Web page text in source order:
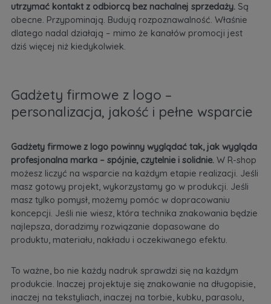
utrzymać kontakt z odbiorcą bez nachalnej sprzedaży.Są
obecne. Przypominają. Budują rozpoznawalność. Właśnie
dlatego nadal działają – mimo że kanałów promocji jest
dziś więcej niż kiedykolwiek.
Gadżety firmowe z logo –
personalizacja, jakość i pełne wsparcie
Gadżety firmowe z logo powinny wyglądać tak, jak wygląda
profesjonalna marka – spójnie, czytelnie i solidnie.W R-shop
możesz liczyć na wsparcie na każdym etapie realizacji. Jeśli
masz gotowy projekt, wykorzystamy go w produkcji. Jeśli
masz tylko pomysł, możemy pomóc w dopracowaniu
koncepcji. Jeśli nie wiesz, która technika znakowania będzie
najlepsza, doradzimy rozwiązanie dopasowane do
produktu, materiału, nakładu i oczekiwanego efektu.
To ważne, bo nie każdy nadruk sprawdzi się na każdym
produkcie. Inaczej projektuje się znakowanie na długopisie,
inaczej na tekstyliach, inaczej na torbie, kubku, parasolu,